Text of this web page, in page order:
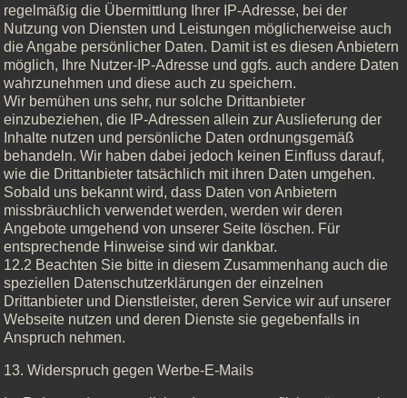
regelmäßig die Übermittlung Ihrer IP-Adresse, bei der
Nutzung von Diensten und Leistungen möglicherweise auch
die Angabe persönlicher Daten. Damit ist es diesen Anbietern
möglich, Ihre Nutzer-IP-Adresse und ggfs. auch andere Daten
wahrzunehmen und diese auch zu speichern.
Wir bemühen uns sehr, nur solche Drittanbieter
einzubeziehen, die IP-Adressen allein zur Auslieferung der
Inhalte nutzen und persönliche Daten ordnungsgemäß
behandeln. Wir haben dabei jedoch keinen Einfluss darauf,
wie die Drittanbieter tatsächlich mit ihren Daten umgehen.
Sobald uns bekannt wird, dass Daten von Anbietern
missbräuchlich verwendet werden, werden wir deren
Angebote umgehend von unserer Seite löschen. Für
entsprechende Hinweise sind wir dankbar.
12.2 Beachten Sie bitte in diesem Zusammenhang auch die
speziellen Datenschutzerklärungen der einzelnen
Drittanbieter und Dienstleister, deren Service wir auf unserer
Webseite nutzen und deren Dienste sie gegebenfalls in
Anspruch nehmen.
13. Widerspruch gegen Werbe-E-Mails